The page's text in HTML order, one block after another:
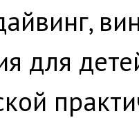
для